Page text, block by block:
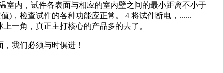
室内，试件各表面与相应的室内壁之间的最小距离不小于
)，检查试件的各种功能应正常。 4 将试件断电，......
一角，真正主打核心的产品多的去了。
我们必须与时俱进！